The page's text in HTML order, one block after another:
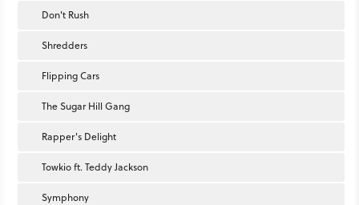
Don't Rush
Shredders
Flipping Cars
The Sugar Hill Gang
Rapper's Delight
Towkio ft. Teddy Jackson
Symphony